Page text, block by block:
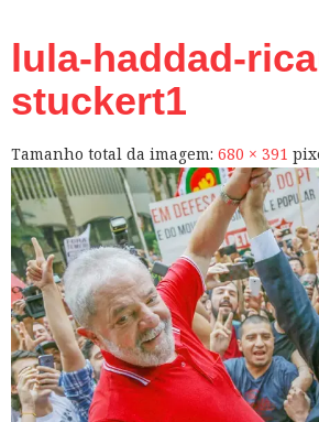
lula-haddad-
stuckert1
Tamanho total da imagem: 680 × 391